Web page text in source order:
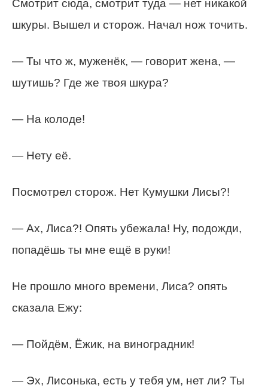
Смотрит сюда, смотрит туда — нет никакой
шкуры. Вышел и сторож. Начал нож точить.
— Ты что ж, муженёк, — говорит жена, —
шутишь? Где же твоя шкура?
— На колоде!
— Нету её.
Посмотрел сторож. Нет Кумушки Лисы?!
— Ах, Лиса?! Опять убежала! Ну, подожди,
попадёшь ты мне ещё в руки!
Не прошло много времени, Лиса? опять
сказала Ежу:
— Пойдём, Ёжик, на виноградник!
— Эх, Лисонька, есть у тебя ум, нет ли? Ты